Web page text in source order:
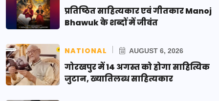
प्रतिष्ठित साहित्यकार एवं गीतकार Manoj
Bhawuk के शब्दों में जीवंत
NATIONAL AUGUST 6, 2026
गोरखपुर में 14 अगस्त को होगा साहित्यिक
जुटान, ख्यातिलब्ध साहित्यकार